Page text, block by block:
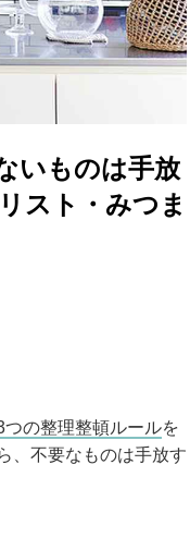
いものは手放
スト・みつま
つの整理整頓ルールを
、不要なものは手放す